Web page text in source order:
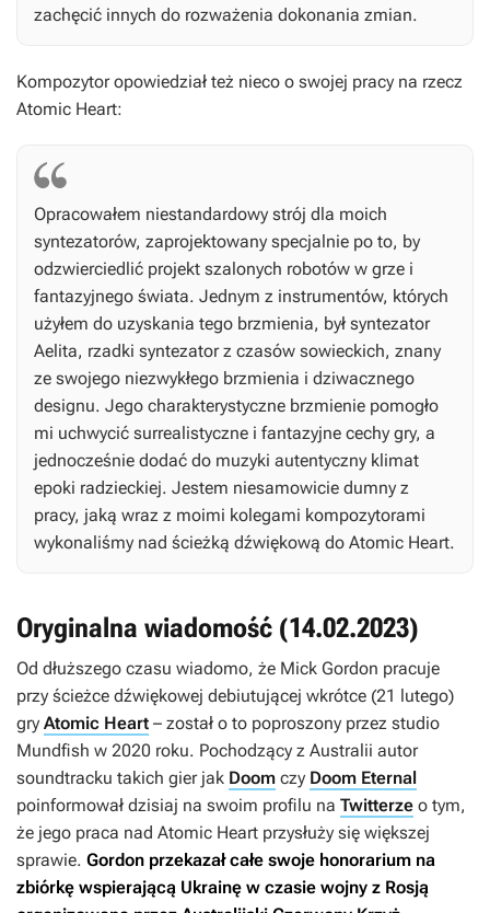
zachęcić innych do rozważenia dokonania zmian.
Kompozytor opowiedział też nieco o swojej pracy na rzecz
Atomic Heart:
Opracowałem niestandardowy strój dla moich
syntezatorów, zaprojektowany specjalnie po to, by
odzwierciedlić projekt szalonych robotów w grze i
fantazyjnego świata. Jednym z instrumentów, których
użyłem do uzyskania tego brzmienia, był syntezator
Aelita, rzadki syntezator z czasów sowieckich, znany
ze swojego niezwykłego brzmienia i dziwacznego
designu. Jego charakterystyczne brzmienie pomogło
mi uchwycić surrealistyczne i fantazyjne cechy gry, a
jednocześnie dodać do muzyki autentyczny klimat
epoki radzieckiej. Jestem niesamowicie dumny z
pracy, jaką wraz z moimi kolegami kompozytorami
wykonaliśmy nad ścieżką dźwiękową do Atomic Heart.
Oryginalna wiadomość (14.02.2023)
Od dłuższego czasu wiadomo, że Mick Gordon pracuje
przy ścieżce dźwiękowej debiutującej wkrótce (21 lutego)
gry Atomic Heart – został o to poproszony przez studio
Mundfish w 2020 roku. Pochodzący z Australii autor
soundtracku takich gier jak Doom czy Doom Eternal
poinformował dzisiaj na swoim profilu na Twitterze o tym,
że jego praca nad Atomic Heart przysłuży się większej
sprawie. Gordon przekazał całe swoje honorarium na
zbiórkę wspierającą Ukrainę w czasie wojny z Rosją